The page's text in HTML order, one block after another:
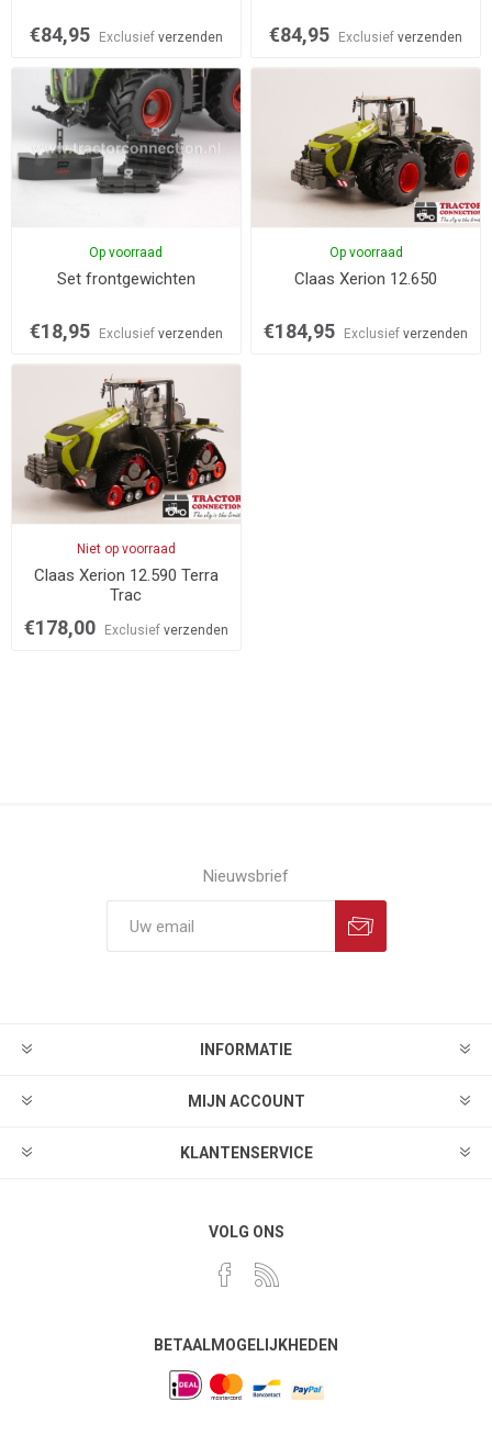
€84,95 Exclusief verzenden €84,95 Exclusiefverzenden
Op voorraad
Set frontgewichten
€18,95 Exclusief verzenden
Op voorraad
Claas Xerion 12.650
€184,95 Exclusiefverzenden
Niet op voorraad
Claas Xerion 12.590 Terra
Trac
€178,00 Exclusief verzenden
Nieuwsbrief
INFORMATIE
MIJN ACCOUNT
KLANTENSERVICE
VOLG ONS
BETAALMOGELIJKHEDEN